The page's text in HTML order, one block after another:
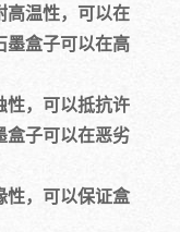
高温性，可以在
墨盒子可以在高
性，可以抵抗许
盒子可以在恶劣
性，可以保证盒